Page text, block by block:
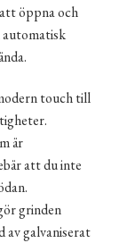
öppna och
automatisk
touch till
är
att du inte
grinden
av galvaniserat